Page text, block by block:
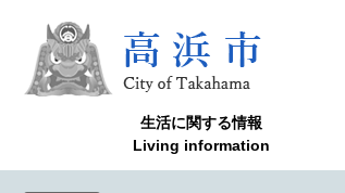
で
ば
生活に関する情報
Living information